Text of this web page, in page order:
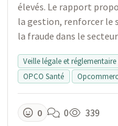
élevés. Le rapport
la gestion, renforcer le
la fraude dans le
Veille légale et
OPCO Santé
0 0 339